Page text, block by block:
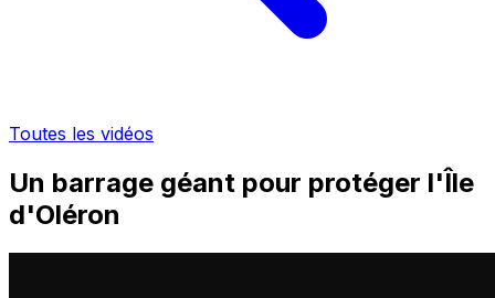
Toutes les vidéos
Un barrage géant pour protéger l'Île
d'Oléron